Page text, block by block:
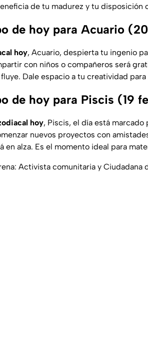
de tu madurez y tu disposición
de hoy para Acuario
hoy, Acuario, despierta tu ingenio
con niños o compañeros será
Dale espacio a tu creatividad
de hoy para Piscis (19
hoy, Piscis, el día está
nuevos proyectos con
en alza. Es el momento ideal para
Activista comunitaria y Ciudadana